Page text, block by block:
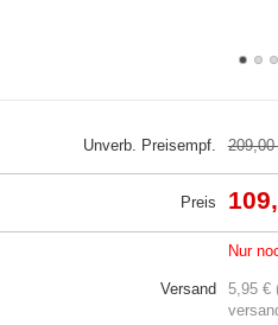
Unverb. Preisempf. 209,00
Preis
Nur
Versand
5,95 €